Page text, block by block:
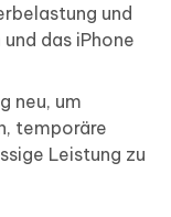
und
das iPhone
neu, um
temporäre
Leistung zu